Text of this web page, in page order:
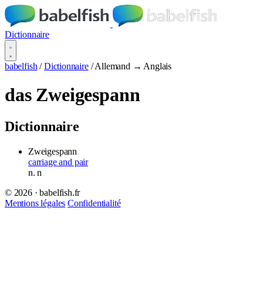
Dictionnaire
babelfish / Dictionnaire / Allemand → Anglais
das Zweigespann
Dictionnaire
Zweigespann
carriage and pair
n.n
© 2026 · babelfish.fr
Mentions légales Confidentialité